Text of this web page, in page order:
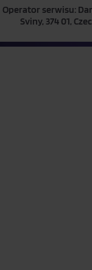
Operator serwisu:
Sviny, 374 01,